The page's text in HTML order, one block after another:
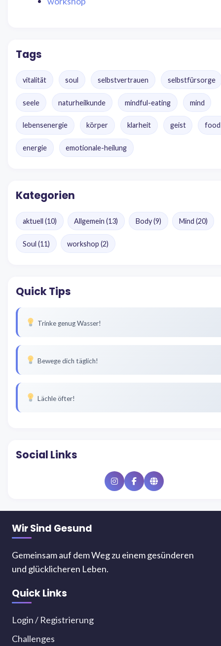
Tags
vitalität soul selbstvertrauen selbstfürsorge
seele naturheilkunde mindful-eating mind
lebensenergie körper klarheit geist
energie emotionale-heilung
Kategorien
aktuell (10) Allgemein(13) Body(9) Mind (20)
Soul (11) workshop(2)
Quick Tips
Trinke genug Wasser!
Bewege dich täglich!
Lächle öfter!
Social Links
InstagramFacebookWebsite
Wir Sind Gesund
Gemeinsam auf dem Weg zu einem gesünderen
und glücklicheren Leben.
Quick Links
Login / Registrierung
Challenges